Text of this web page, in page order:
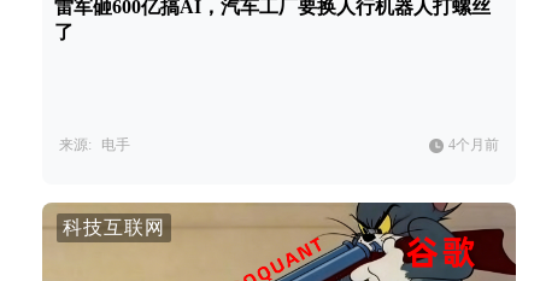
雷军砸600亿搞AI，汽车工厂要换人行机器人打螺丝
了
来源: 电手 4个月前
科技互联网